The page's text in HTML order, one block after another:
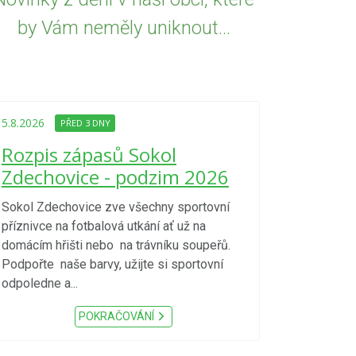
by Vám neměly uniknout...
5.8.2026 PŘED 3 DNY
Rozpis zápasů Sokol
Zdechovice - podzim 2026
Sokol Zdechovice zve všechny sportovní
příznivce na fotbalová utkání ať už na
domácím hřišti nebo na trávníku soupeřů.
Podpořte naše barvy, užijte si sportovní
odpoledne a...
POKRAČOVÁNÍ